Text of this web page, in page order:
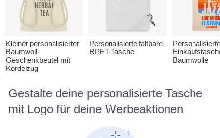
Kleiner personalisierter
Baumwoll-
Geschenkbeutel mit
Kordelzug
Personalisierte faltbare
RPET-Tasche
Baumwolle
Gestalte deine personalisierte Tasche
mit Logo für deine Werbeaktionen